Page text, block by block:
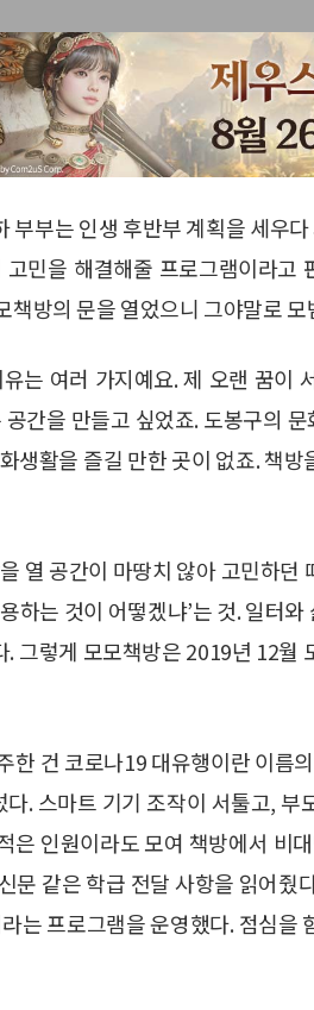
부부는 인생 후반부 계획을 세우
민을 해결해줄 프로그램이라고
책방의 문을 열었으니 그야말로
는 여러 가지예요. 제 오랜 꿈이
간을 만들고 싶었죠. 도봉구의
생활을 즐길 만한 곳이 없죠. 책
열 공간이 마땅치 않아 고민하던
하는 것이 어떻겠냐’는 것. 일터
그렇게 모모책방은 2019년 12월
한 건 코로나19 대유행이란 이름
. 스마트 기기 조작이 서툴고,
은 인원이라도 모여 책방에서 비
문 같은 학급 전달 사항을 읽어줬
는 프로그램을 운영했다. 점심